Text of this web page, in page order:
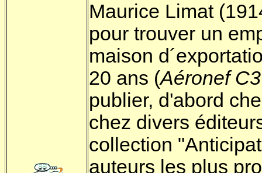
Maurice Limat
pour trouver un
maison
20 ans (Aéronef C3
publier, d'abord
chez divers
collection
auteurs les plus